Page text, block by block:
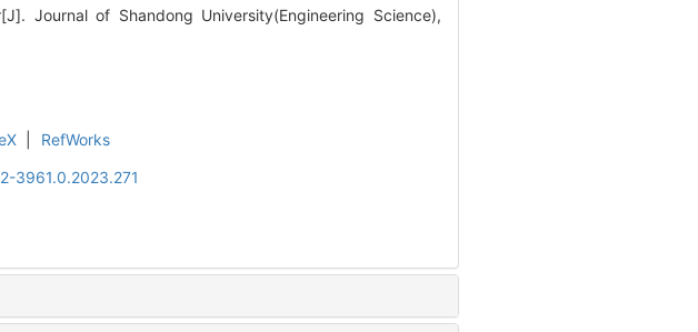
Journal of Shandong University(Engineering Science),
RefWorks
3961.0.2023.271